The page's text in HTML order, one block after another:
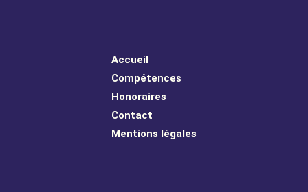
Accueil
Compétences
Honoraires
Contact
Mentions légales